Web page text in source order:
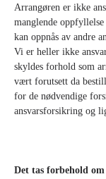
Arrangøren er ikke
manglende
kan oppnås av andre
Vi er heller ikke
skyldes forhold som
vært forutsett da
for de nødvendige
ansvarsforsikring og
Det tas forbehold